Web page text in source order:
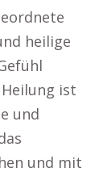
heilige
ist
und
und mit